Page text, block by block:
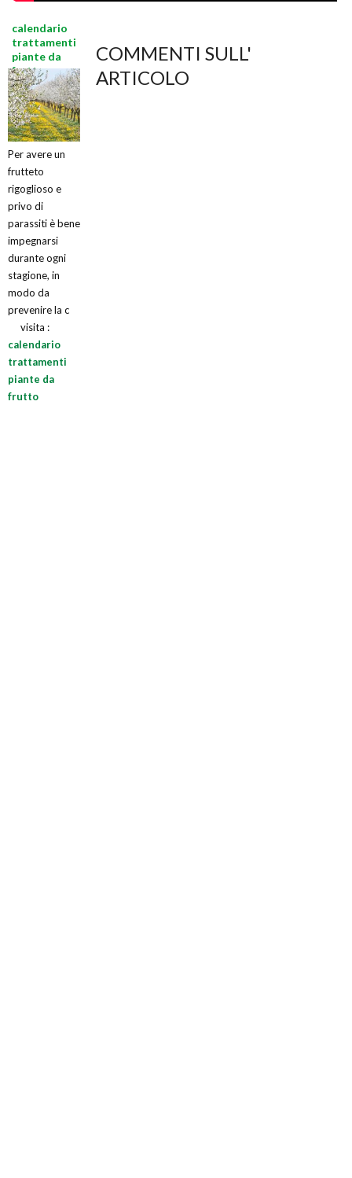
calendario
trattamenti
piante da
frutto
Per avere un
frutteto
rigoglioso e
privo di
parassiti è bene
impegnarsi
durante ogni
stagione, in
modo da
prevenire la c
visita :
calendario
trattamenti
piante da
frutto
COMMENTI SULL'
ARTICOLO